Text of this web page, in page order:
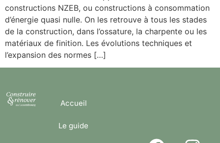
constructions NZEB, ou constructions à consommation
d’énergie quasi nulle. On les retrouve à tous les stades
de la construction, dans l’ossature, la charpente ou les
matériaux de finition. Les évolutions techniques et
l’expansion des normes […]
Accueil
Le guide